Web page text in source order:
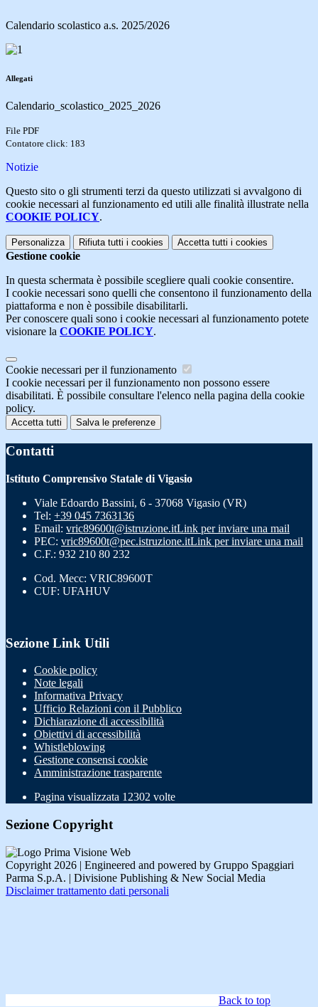
Calendario scolastico a.s. 2025/2026
Allegati
Calendario_scolastico_2025_2026
File PDF
Contatore click: 183
Notizie
Questo sito o gli strumenti terzi da questo utilizzati si avvalgono di
cookie necessari al funzionamento ed utili alle finalità illustrate nella
COOKIE POLICY.
Personalizza Rifiuta tutti i cookies Accetta tutti i cookies
Gestione cookie
In questa schermata è possibile scegliere quali cookie consentire.
I cookie necessari sono quelli che consentono il funzionamento della
piattaforma e non è possibile disabilitarli.
Per conoscere quali sono i cookie necessari al funzionamento potete
visionare la COOKIE POLICY.
Cookie necessari per il funzionamento
I cookie necessari per il funzionamento non possono essere
disabilitati. È possibile consultare l'elenco nella pagina della cookie
policy.
Accetta tutti Salva le preferenze
Contatti
Istituto Comprensivo Statale di Vigasio
Viale Edoardo Bassini, 6 - 37068 Vigasio (VR)
Tel: +39 045 7363136
Email: vric89600t@istruzione.itLink per inviare una mail
PEC: vric89600t@pec.istruzione.itLink per inviare una mail
C.F.: 932 210 80 232
Cod. Mecc: VRIC89600T
CUF: UFAHUV
Sezione Link Utili
Cookie policy
Note legali
Informativa Privacy
Ufficio Relazioni con il Pubblico
Dichiarazione di accessibilità
Obiettivi di accessibilità
Whistleblowing
Gestione consensi cookie
Amministrazione trasparente
Pagina visualizzata 12302 volte
Sezione Copyright
Copyright 2026 | Engineered and powered by Gruppo Spaggiari
Parma S.p.A. | Divisione Publishing & New Social Media
Disclaimer trattamento dati personali
Back to top